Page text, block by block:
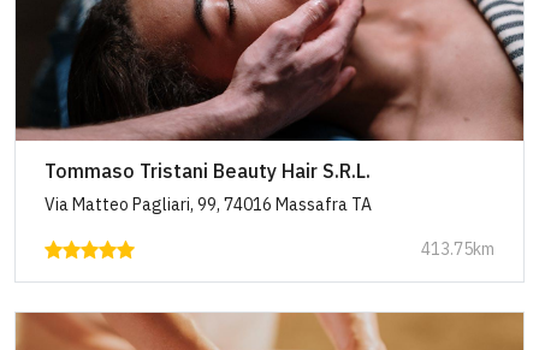
Tommaso Tristani Beauty Hair S.R.L.
Via Matteo Pagliari, 99, 74016 Massafra TA
413.75km